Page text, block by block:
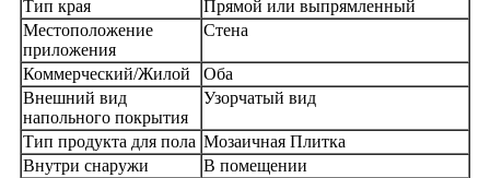
Тип края
Прямой или выпрямленный
Местоположение
приложения
Стена
Коммерческий/Жилой
Оба
Внешний вид
напольного покрытия
Узорчатый вид
Тип продукта для пола Мозаичная Плитка
Внутри снаружи
В помещении